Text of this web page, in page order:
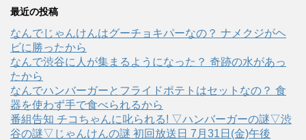
最近の投稿
なんでじゃんけんはグーチョキパーなの？ ナメクジがヘ
ビに勝ったから
なんで渋谷に人が集まるようになった？ 奇跡の水があっ
たから
なんでハンバーガーとフライドポテトはセットなの？ 食
器を使わず手で食べられるから
番組告知 チコちゃんに叱られる! ▽ハンバーガーの謎▽渋
谷の謎▽じゃんけんの謎 初回放送日 7月31日(金)午後